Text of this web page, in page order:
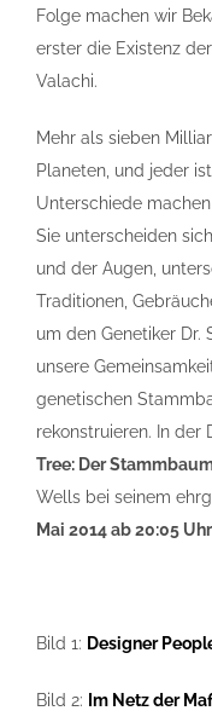
Folge machen wir
erster die Existenz
Valachi.
Mehr als sieben
Planeten, und jeder
Unterschiede
Sie unterscheiden
und der Augen,
Traditionen,
um den Genetiker Dr.
unsere
genetischen
rekonstruieren. In der
Tree: Der
Wells bei seinem
Mai 2014 ab 20:05 Uhr
Bild 1: Designer
Bild 2: Im Netz der